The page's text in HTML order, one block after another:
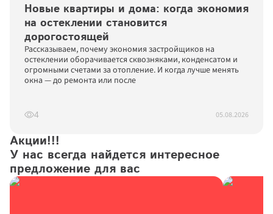
Новые квартиры и дома: когда экономия
на остеклении становится
дорогостоящей
Рассказываем, почему экономия застройщиков на
остеклении оборачивается сквозняками, конденсатом и
огромными счетами за отопление. И когда лучше менять
окна — до ремонта или после
4 05.08.2026
Акции!!!
У нас всегда найдется интересное
предложение для вас